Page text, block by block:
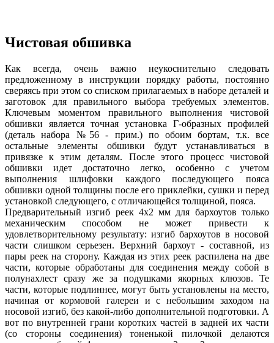
Чистовая обшивка
Как всегда, очень важно неукоснительно следовать
предложенному в инструкции порядку работы, постоянно
сверяясь при этом со списком прилагаемых в наборе деталей и
заготовок для правильного выбора требуемых элементов.
Ключевым моментом правильного выполнения чистовой
обшивки является точная установка Г-образных профилей
(деталь набора №56 - прим.) по обоим бортам, т.к. все
остальные элементы обшивки будут устанавливаться в
привязке к этим деталям. После этого процесс чистовой
обшивки идет достаточно легко, особенно с учетом
выполнения шлифовки каждого последующего пояса
обшивки одной толщины после его приклейки, сушки и перед
установкой следующего, с отличающейся толщиной, пояса.
Предварительный изгиб реек 4x2 мм для бархоутов только
механическим способом не может привести к
удовлетворительному результату: изгиб бархоутов в носовой
части слишком серьезен. Верхний бархоут - составной, из
пары реек на сторону. Каждая из этих реек распилена на две
части, которые обработаны для соединения между собой в
полунахлест сразу же за подушками якорных клюзов. Те
части, которые подлиннее, могут быть установлены на место,
начиная от кормовой галереи и с небольшим заходом на
носовой изгиб, без какой-либо дополнительной подготовки. А
вот по внутренней грани коротких частей в задней их части
(со стороны соединения) тоненькой пилочкой делаются